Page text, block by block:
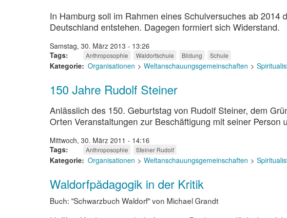
In Hamburg soll im Rahmen eines Schulversuches ab 2014
Deutschland entstehen. Dagegen formiert sich Widerstand.
Samstag, 30. März 2013 - 13:26
Tags
Anthroposophie Waldorfschule Bildung Schule
Kategorie Organisationen Weltanschauungsgemeinschaften
150 Jahre Rudolf Steiner
Anlässlich des 150. Geburtstag von Rudolf Steiner, dem
Orten Veranstaltungen zur Beschäftigung mit seiner Person
Mittwoch, 30. März 2011 - 14:16
Tags
Anthroposophie Steiner Rudolf
Kategorie Organisationen Weltanschauungsgemeinschaften
Waldorfpädagogik in der Kritik
Buch: "Schwarzbuch Waldorf" von Michael Grandt